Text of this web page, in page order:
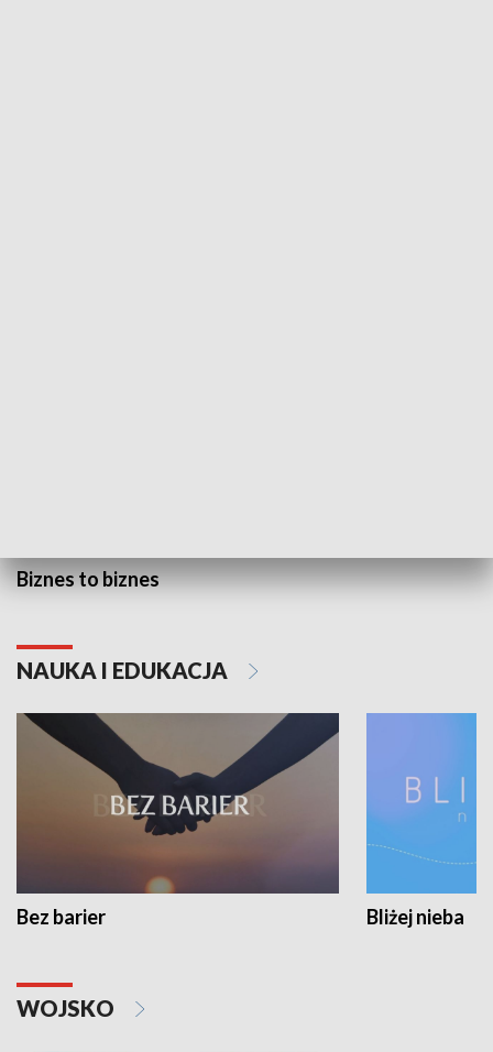
Biznes to biznes
NAUKA I EDUKACJA
Bez barier Bliżej nieba
WOJSKO